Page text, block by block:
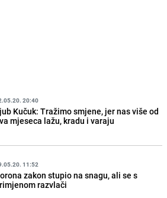
20:40
Kučuk: Tražimo smjene, jer nas više od
mjeseca lažu, kradu i varaju
11:52
zakon stupio na snagu, ali se s
razvlači